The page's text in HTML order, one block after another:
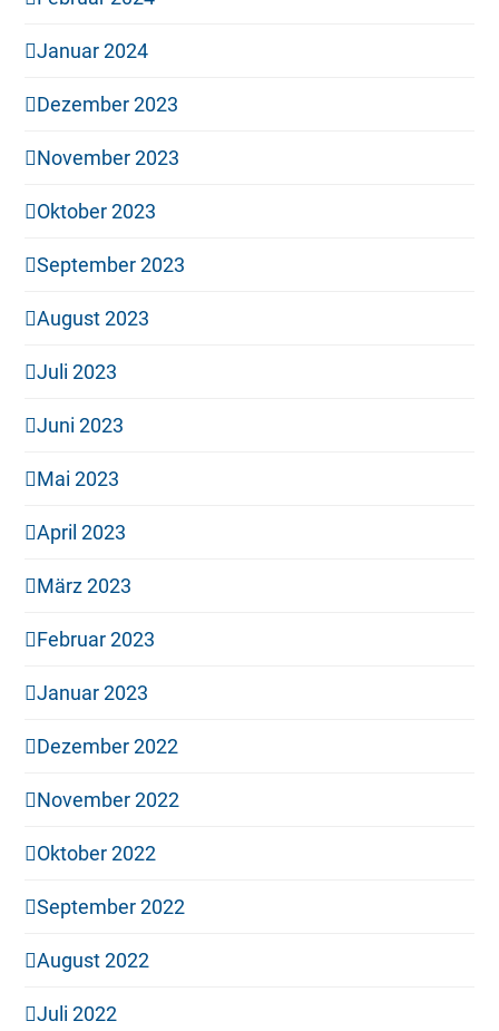
Januar 2024
Dezember 2023
November 2023
Oktober 2023
September 2023
August 2023
Juli 2023
Juni 2023
Mai 2023
April 2023
März 2023
Februar 2023
Januar 2023
Dezember 2022
November 2022
Oktober 2022
September 2022
August 2022
Juli 2022